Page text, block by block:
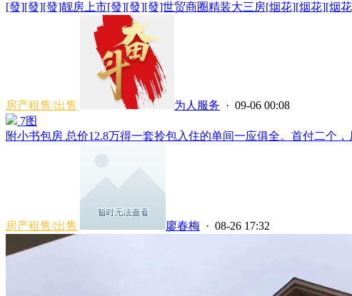
[發][發][發]靓房上市[發][發][發]世贸商圈精装大三房[烟花][烟花][烟
房产租售/出售 为人服务 · 09-06 00:08
7图
附小书包房 总价12.8万得一套拎包入住的单间一应俱全。首付二个，
房产租售/出售 廖春梅 · 08-26 17:32